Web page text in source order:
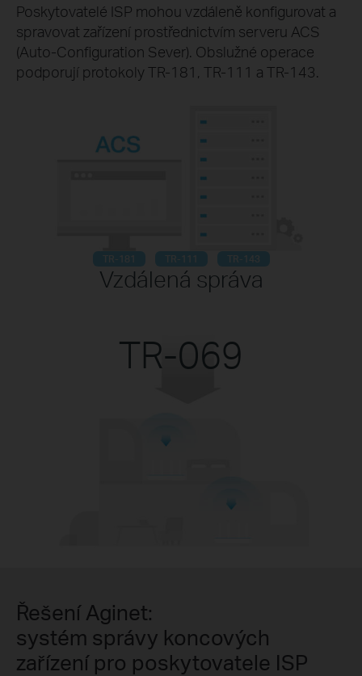
Poskytovatelé ISP mohou vzdáleně konfigurovat a
spravovat zařízení prostřednictvím serveru ACS
(Auto-Configuration Sever). Obslužné operace
podporují protokoly TR-181, TR-111 a TR-143.
TR-069
Vzdálená správa
TR-181 TR-111 TR-143
Řešení Aginet:
systém správy koncových
zařízení pro poskytovatele ISP